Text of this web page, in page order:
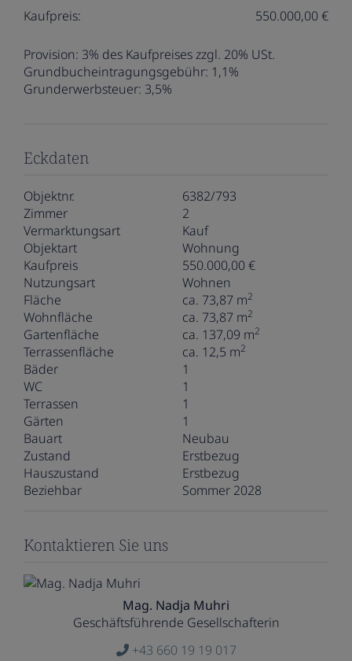
Kaufpreis: 550.000,00 €
Provision: 3% des Kaufpreises zzgl. 20% USt.
Grundbucheintragungsgebühr: 1,1%
Grunderwerbsteuer: 3,5%
Eckdaten
Objektnr.
6382/793
Zimmer
2
Vermarktungsart
Kauf
Objektart
Wohnung
Kaufpreis
550.000,00 €
Nutzungsart
Wohnen
Fläche
ca. 73,87 m2
Wohnfläche ca. 73,87 m2
Gartenfläche ca. 137,09 m2
Terrassenfläche ca. 12,5 m2
Bäder
1
WC
1
Terrassen
1
Gärten
1
Bauart
Neubau
Zustand
Erstbezug
Hauszustand
Erstbezug
Beziehbar
Sommer 2028
Kontaktieren Sie uns
Mag. Nadja Muhri
Geschäftsführende Gesellschafterin
+43 660 19 19 017